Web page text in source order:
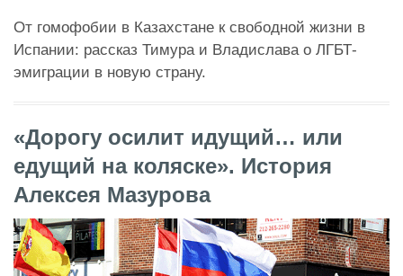
От гомофобии в Казахстане к свободной жизни в
Испании: рассказ Тимура и Владислава о ЛГБТ-
эмиграции в новую страну.
«Дорогу осилит идущий… или
едущий на коляске». История
Алексея Мазурова